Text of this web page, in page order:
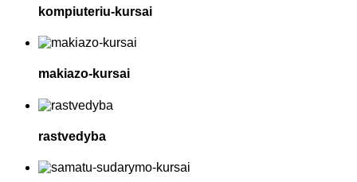
kompiuteriu-kursai
makiazo-kursai
rastvedyba